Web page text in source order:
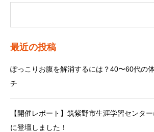
最近の投稿
ぽっこりお腹を解消するには？40〜60代の
チ
【開催レポート】筑紫野市生涯学習センタ
に登壇しました！